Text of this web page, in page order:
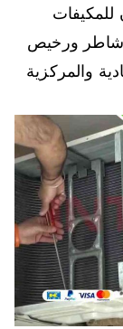
للمكيفات
شاطر ورخيص
والمركزية